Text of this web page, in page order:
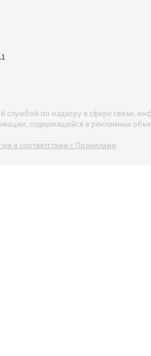
по надзору в сфере связи,
содержащейся в рекламных
в соответствии с Правилами